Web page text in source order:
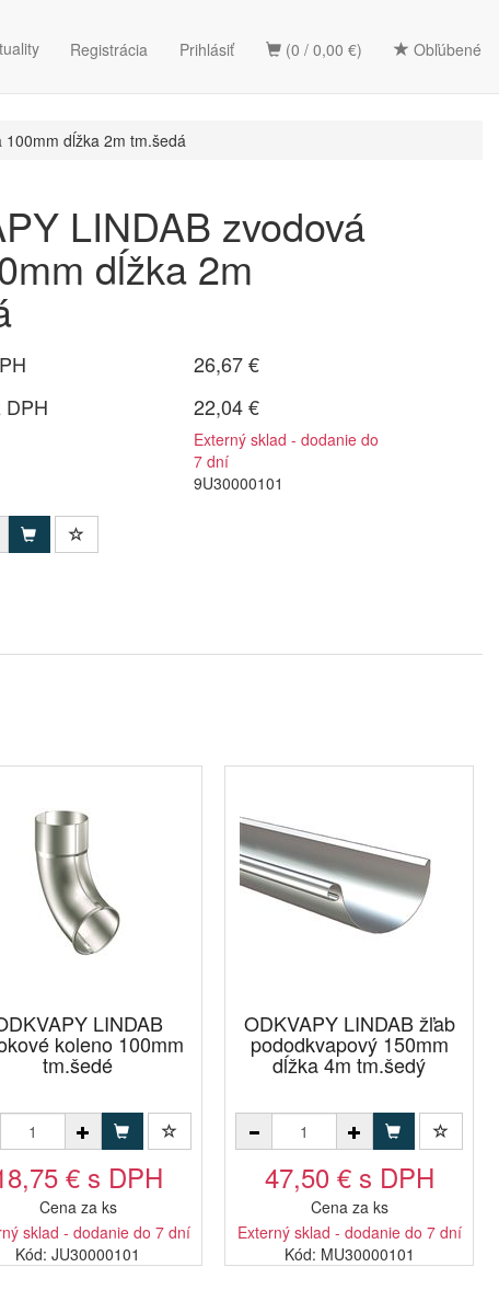
(0 / 0,00 €) Obľúbené
Registrácia Prihlásiť
100mm dĺžka 2m tm.šedá
LINDAB zvodová
dĺžka 2m
26,67 €
DPH
22,04 €
Externý sklad - dodanie do
7 dní
9U30000101
LINDAB
koleno 100mm
tm.šedé
€ s DPH
Cena za ks
sklad - dodanie do 7 dní
Kód: JU30000101
ODKVAPY LINDAB žľab
pododkvapový 150mm
dĺžka 4m tm.šedý
47,50 € s DPH
Cena za ks
Externý sklad - dodanie do 7 dní
Kód: MU30000101